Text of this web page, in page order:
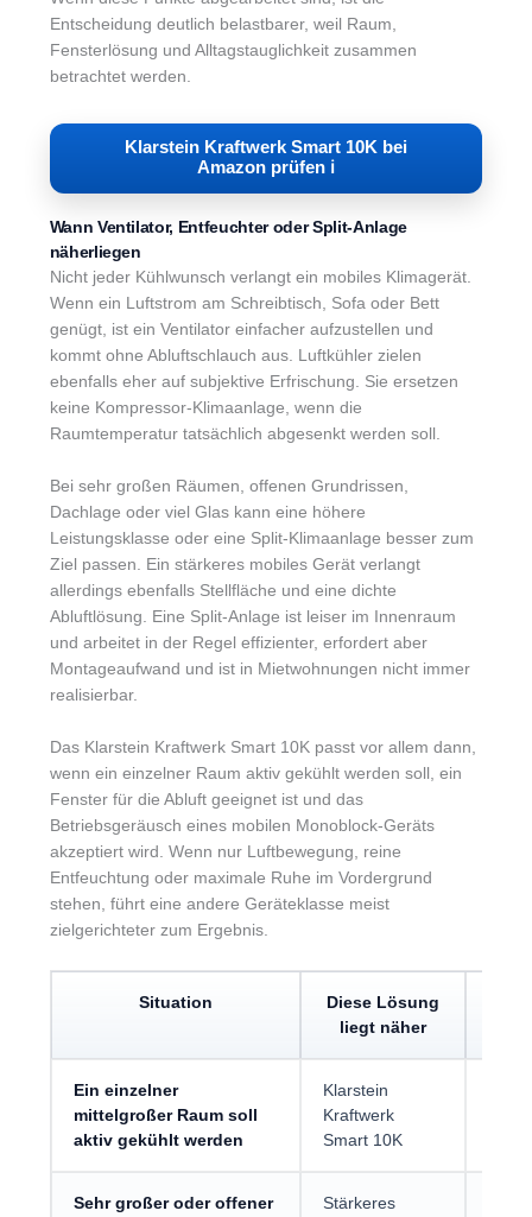
Entscheidung deutlich belastbarer, weil Raum,
Fensterlösung und Alltagstauglichkeit zusammen
betrachtet werden.
Klarstein Kraftwerk Smart 10K bei
Amazon prüfen ℹ︎
Wann Ventilator, Entfeuchter oder Split-Anlage
näherliegen
Nicht jeder Kühlwunsch verlangt ein mobiles Klimagerät.
Wenn ein Luftstrom am Schreibtisch, Sofa oder Bett
genügt, ist ein Ventilator einfacher aufzustellen und
kommt ohne Abluftschlauch aus. Luftkühler zielen
ebenfalls eher auf subjektive Erfrischung. Sie ersetzen
keine Kompressor-Klimaanlage, wenn die
Raumtemperatur tatsächlich abgesenkt werden soll.
Bei sehr großen Räumen, offenen Grundrissen,
Dachlage oder viel Glas kann eine höhere
Leistungsklasse oder eine Split-Klimaanlage besser zum
Ziel passen. Ein stärkeres mobiles Gerät verlangt
allerdings ebenfalls Stellfläche und eine dichte
Abluftlösung. Eine Split-Anlage ist leiser im Innenraum
und arbeitet in der Regel effizienter, erfordert aber
Montageaufwand und ist in Mietwohnungen nicht immer
realisierbar.
Das Klarstein Kraftwerk Smart 10K passt vor allem dann,
wenn ein einzelner Raum aktiv gekühlt werden soll, ein
Fenster für die Abluft geeignet ist und das
Betriebsgeräusch eines mobilen Monoblock-Geräts
akzeptiert wird. Wenn nur Luftbewegung, reine
Entfeuchtung oder maximale Ruhe im Vordergrund
stehen, führt eine andere Geräteklasse meist
zielgerichteter zum Ergebnis.
Situation
Diese Lösung
liegt näher
Ein einzelner
mittelgroßer Raum soll
aktiv gekühlt werden
Klarstein
Kraftwerk
Smart 10K
Sehr großer oder offener
Stärkeres